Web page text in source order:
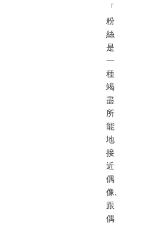
「
粉
絲
是
一
種
竭
盡
所
能
地
接
近
偶
像,
跟
偶